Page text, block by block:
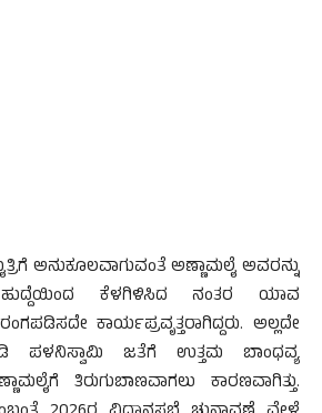
ಅನುಕೂಲವಾಗುವಂತೆ ಅಣ್ಣಾಮಲೈ ಅವರನ್ನು
ಹುದ್ದೆಯಿಂದ ಕೆಳಗಿಳಿಸಿದ ನಂತರ ಯಾವ
ಕಾರ್ಯಪ್ರವೃತ್ತರಾಗಿದ್ದರು. ಅಲ್ಲದೇ
ಪಳನಿಸ್ವಾಮಿ ಜತೆಗೆ ಉತ್ತಮ ಬಾಂಧವ್ಯ
ತಿರುಗುಬಾಣವಾಗಲು ಕಾರಣವಾಗಿತ್ತು.